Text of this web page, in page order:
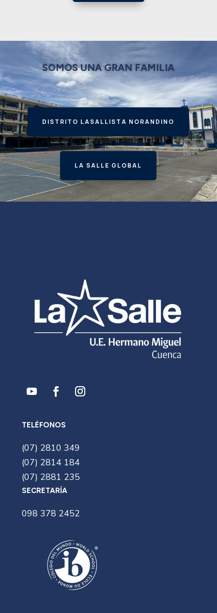
SOMOS UNA GRAN FAMILIA
DISTRITO LASALLISTA NORANDINO
LA SALLE GLOBAL
TELÉFONOS
(07) 2810 349
(07) 2814 184
(07) 2881 235
SECRETARÍA
098 378 2452